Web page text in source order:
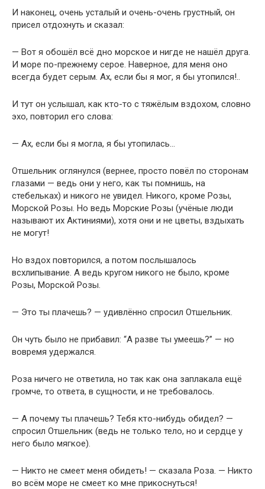
И наконец, очень усталый и очень-очень грустный, он
присел отдохнуть и сказал:
— Вот я обошёл всё дно морское и нигде не нашёл друга.
И море по-прежнему серое. Наверное, для меня оно
всегда будет серым. Ах, если бы я мог, я бы утопился!..
И тут он услышал, как кто-то с тяжёлым вздохом, словно
эхо, повторил его слова:
— Ах, если бы я могла, я бы утопилась…
Отшельник оглянулся (вернее, просто повёл по сторонам
глазами — ведь они у него, как ты помнишь, на
стебельках) и никого не увидел. Никого, кроме Розы,
Морской Розы. Но ведь Морские Розы (учёные люди
называют их Актиниями), хотя они и не цветы, вздыхать
не могут!
Но вздох повторился, а потом послышалось
всхлипывание. А ведь кругом никого не было, кроме
Розы, Морской Розы.
— Это ты плачешь? — удивлённо спросил Отшельник.
Он чуть было не прибавил: “А разве ты умеешь?” — но
вовремя удержался.
Роза ничего не ответила, но так как она заплакала ещё
громче, то ответа, в сущности, и не требовалось.
— А почему ты плачешь? Тебя кто-нибудь обидел? —
спросил Отшельник (ведь не только тело, но и сердце у
него было мягкое).
— Никто не смеет меня обидеть! — сказала Роза. — Никто
во всём море не смеет ко мне прикоснуться!